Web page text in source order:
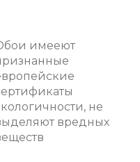
имееют
не
вредных